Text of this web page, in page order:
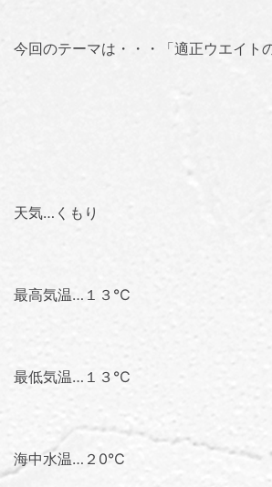
今回のテーマは・・・「適正ウエイト
天気…くもり
最高気温…１３℃
最低気温…１３℃
海中水温…２0℃